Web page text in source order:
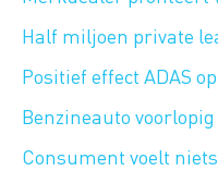
Half miljoen private
Positief effect ADAS
Benzineauto
Consument voelt